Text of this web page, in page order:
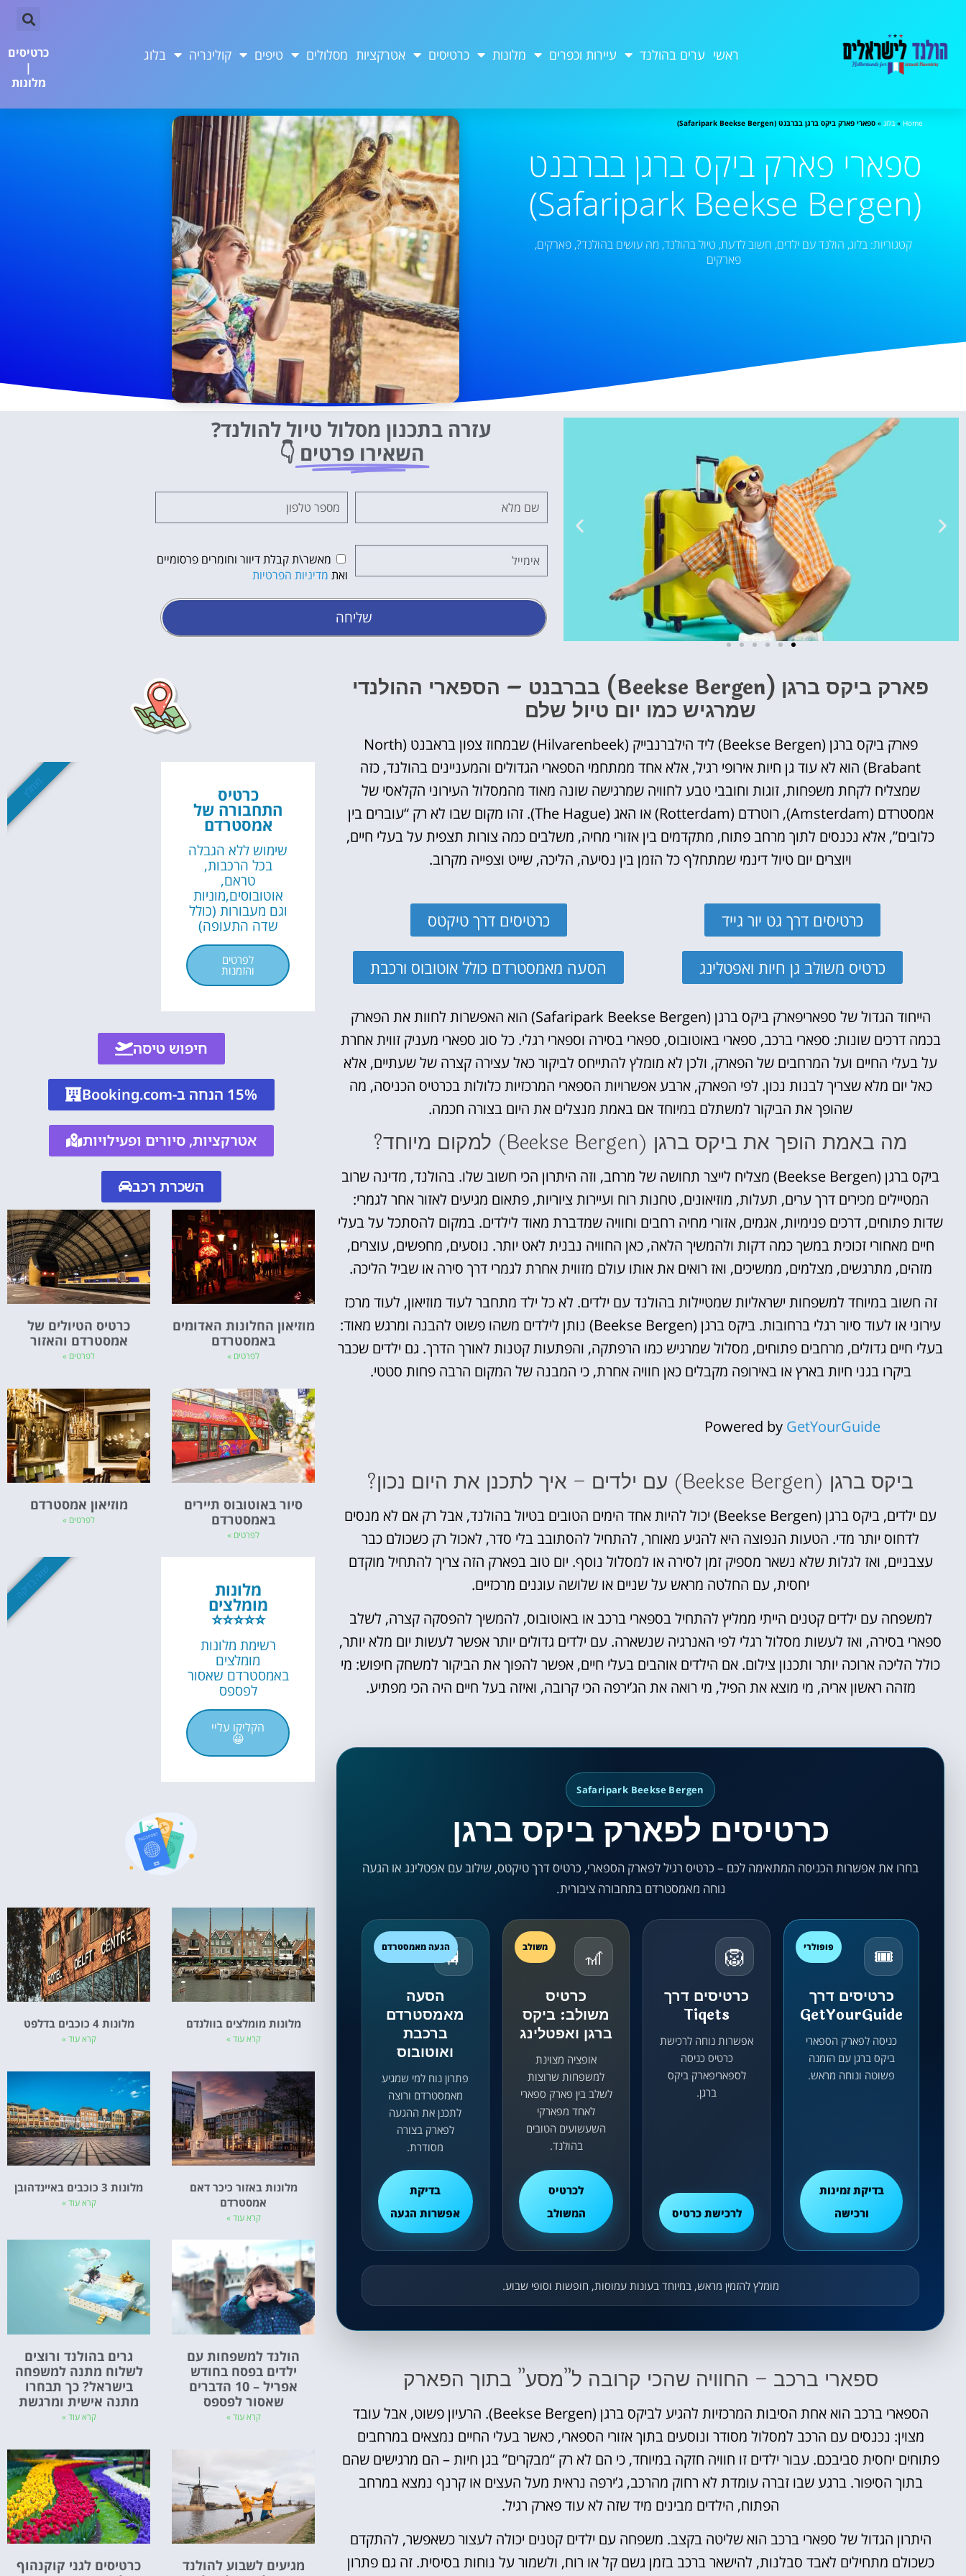
ראשי ערים בהולנד עיירות וכפרים מלונות כרטיסים אטרקציות מסלולים טיפים קולינריה בלוג
כרטיסים
|
מלונות
Home
» בלוג » ספארי פארק ביקס ברגן בברבנט (Safaripark Beekse Bergen)
ספארי פארק ביקס ברגן בברבנט
(Safaripark Beekse Bergen)
קטגוריות: בלוג, הולנד עם ילדים, חשוב לדעת, טיול בהולנד, מה עושים בהולנד?, פארקים,
פארקים
מלונות
לחצו
פה!
אטרקציות
הפעילויות השוות ביותר
לחצו פה! לחצו פה!
עזרה בתכנון מסלול טיול להולנד?
השאירו פרטים 👇
מאשר\ת קבלת דיוור וחומרים פרסומיים
ואת מדיניות הפרטיות
שליחה
פארק ביקס ברגן (Beekse Bergen) בברבנט – הספארי ההולנדי
שמרגיש כמו יום טיול שלם
פארק ביקס ברגן (Beekse Bergen) ליד הילברנבייק (Hilvarenbeek) שבמחוז צפון בראבנט (North
Brabant) הוא לא עוד גן חיות אירופי רגיל, אלא אחד ממתחמי הספארי הגדולים והמעניינים בהולנד, כזה
שמצליח לקחת משפחות, זוגות וחובבי טבע לחוויה שמרגישה שונה מאוד מהמסלול העירוני הקלאסי של
אמסטרדם (Amsterdam), רוטרדם (Rotterdam) או האג (The Hague). זהו מקום שבו לא רק “עוברים בין
כלובים”, אלא נכנסים לתוך מרחב פתוח, מתקדמים בין אזורי מחיה, משלבים כמה צורות תצפית על בעלי חיים,
ויוצרים יום טיול דינמי שמתחלף כל הזמן בין נסיעה, הליכה, שייט וצפייה מקרוב.
כרטיסים דרך גט יור גייד
כרטיס משולב גן חיות ואפטלינג
כרטיסים דרך טיקטס
הסעה מאמסטרדם כולל אוטובוס ורכבת
הייחוד הגדול של ספאריפארק ביקס ברגן (Safaripark Beekse Bergen) הוא האפשרות לחוות את הפארק
בכמה דרכים שונות: ספארי ברכב, ספארי באוטובוס, ספארי בסירה וספארי רגלי. כל סוג ספארי מעניק זווית אחרת
על בעלי החיים ועל המרחבים של הפארק, ולכן לא מומלץ להתייחס לביקור כאל עצירה קצרה של שעתיים, אלא
כאל יום מלא שצריך לבנות נכון. לפי הפארק, ארבע אפשרויות הספארי המרכזיות כלולות בכרטיס הכניסה, מה
שהופך את הביקור למשתלם במיוחד אם באמת מנצלים את היום בצורה חכמה.
מה באמת הופך את ביקס ברגן (Beekse Bergen) למקום מיוחד?
ביקס ברגן (Beekse Bergen) מצליח לייצר תחושה של מרחב, וזה היתרון הכי חשוב שלו. בהולנד, מדינה שרוב
המטיילים מכירים דרך ערים, תעלות, מוזיאונים, טחנות רוח ועיירות ציוריות, פתאום מגיעים לאזור אחר לגמרי:
שדות פתוחים, דרכים פנימיות, אגמים, אזורי מחיה רחבים וחוויה שמדברת מאוד לילדים. במקום להסתכל על בעלי
חיים מאחורי זכוכית במשך כמה דקות ולהמשיך הלאה, כאן החוויה נבנית לאט יותר. נוסעים, מחפשים, עוצרים,
מזהים, מתרגשים, מצלמים, ממשיכים, ואז רואים את אותו עולם מזווית אחרת לגמרי דרך סירה או שביל הליכה.
זה חשוב במיוחד למשפחות ישראליות שמטיילות בהולנד עם ילדים. לא כל ילד מתחבר לעוד מוזיאון, לעוד מרכז
עירוני או לעוד סיור רגלי ברחובות. ביקס ברגן (Beekse Bergen) נותן לילדים משהו פשוט להבנה ומרגש מאוד:
בעלי חיים גדולים, מרחבים פתוחים, מסלול שמרגיש כמו הרפתקה, והפתעות קטנות לאורך הדרך. גם ילדים שכבר
ביקרו בגני חיות בארץ או באירופה מקבלים כאן חוויה אחרת, כי המבנה של המקום הרבה פחות סטטי.
Powered by GetYourGuide
ביקס ברגן (Beekse Bergen) עם ילדים – איך לתכנן את היום נכון?
עם ילדים, ביקס ברגן (Beekse Bergen) יכול להיות אחד הימים הטובים בטיול בהולנד, אבל רק אם לא מנסים
לדחוס יותר מדי. הטעות הנפוצה היא להגיע מאוחר, להתחיל להסתובב בלי סדר, לאכול רק כשכולם כבר
עצבניים, ואז לגלות שלא נשאר מספיק זמן לסירה או למסלול נוסף. יום טוב בפארק הזה צריך להתחיל מוקדם
יחסית, עם החלטה מראש על שניים או שלושה עוגנים מרכזיים.
למשפחה עם ילדים קטנים הייתי ממליץ להתחיל בספארי ברכב או באוטובוס, להמשיך להפסקה קצרה, לשלב
ספארי בסירה, ואז לעשות מסלול רגלי לפי האנרגיה שנשארה. עם ילדים גדולים יותר אפשר לעשות יום מלא יותר,
כולל הליכה ארוכה יותר ותכנון צילום. אם הילדים אוהבים בעלי חיים, אפשר להפוך את הביקור למשחק חיפוש: מי
מזהה ראשון אריה, מי מוצא את הפיל, מי רואה את הג’ירפה הכי קרובה, ואיזה בעל חיים היה הכי מפתיע.
Safaripark Beekse Bergen
כרטיסים לפארק ביקס ברגן
בחרו את אפשרות הכניסה המתאימה לכם – כרטיס רגיל לפארק הספארי, כרטיס דרך טיקטס, שילוב עם אפטלינג או הגעה
נוחה מאמסטרדם בתחבורה ציבורית.
פופולרי 🎟️
כרטיסים דרך
GetYourGuide
כניסה לפארק הספארי
ביקס ברגן עם הזמנה
פשוטה ונוחה מראש.
בדיקת זמינות
ורכישה
🦁
כרטיסים דרך
Tiqets
אפשרות נוחה לרכישת
כרטיס כניסה
לספאריפארק ביקס
ברגן.
לרכישת כרטיס
משולב 🎢
כרטיס
משולב: ביקס
ברגן ואפטלינג
אופציה מצוינת
למשפחות שרוצות
לשלב בין פארק ספארי
לאחד מפארקי
השעשועים הטובים
בהולנד.
לכרטיס
המשולב
הגעה מאמסטרדם🚆
הסעה
מאמסטרדם
ברכבת
ואוטובוס
פתרון נוח למי שמגיע
מאמסטרדם ורוצה
לתכנן את ההגעה
לפארק בצורה
מסודרת.
בדיקת
אפשרות הגעה
מומלץ להזמין מראש, במיוחד בעונות עמוסות, חופשות וסופי שבוע.
ספארי ברכב – החוויה שהכי קרובה ל”מסע” בתוך הפארק
הספארי ברכב הוא אחת הסיבות המרכזיות להגיע לביקס ברגן (Beekse Bergen). הרעיון פשוט, אבל עובד
מצוין: נכנסים עם הרכב למסלול מסודר ונוסעים בתוך אזורי הספארי, כאשר בעלי החיים נמצאים במרחבים
פתוחים יחסית סביבכם. עבור ילדים זו חוויה חזקה במיוחד, כי הם לא רק “מבקרים” בגן חיות – הם מרגישים שהם
בתוך הסיפור. ברגע שבו זברה עומדת לא רחוק מהרכב, ג’ירפה נראית מעל העצים או קרנף נמצא במרחב
הפתוח, הילדים מבינים מיד שזה לא עוד פארק רגיל.
היתרון הגדול של ספארי ברכב הוא שליטה בקצב. משפחה עם ילדים קטנים יכולה לעצור כשאפשר, להתקדם
כשכולם מתחילים לאבד סבלנות, להישאר ברכב בזמן גשם קל או רוח, ולשמור על נוחות בסיסית. זה גם פתרון
כרטיס
התחבורה של
אמסטרדם
שימוש ללא הגבלה
בכל הרכבות,
טראם,
אוטובוסים,מוניות
וגם מעבורות (כולל
שדה התעופה)
לפרטים
והזמנות
מומלץ
חיפוש טיסה
15% הנחה ב-Booking.com
אטרקציות, סיורים ופעילויות
השכרת רכב
מוזיאון החלונות האדומים
באמסטרדם
לפרטים »
כרטיס הטיולים של
אמסטרדם והאזור
לפרטים »
סיור באוטובוס תיירים
באמסטרדם
לפרטים »
מוזיאון אמסטרדם
לפרטים »
מלונות
מומלצים
⭐⭐⭐⭐⭐
רשימת מלונות
מומלצים
באמסטרדם שאסור
לפספס
הקליקו עליי
😀
שווה בדיקה
מלונות מומלצים בוולנדם
קרא עוד »
מלונות 4 כוכבים בדלפט
קרא עוד »
מלונות באזור כיכר דאם
אמסטרדם
קרא עוד »
מלונות 3 כוכבים באיינדהובן
קרא עוד »
הולנד למשפחות עם
ילדים בפסח בחודש
אפריל – 10 הדברים
שאסור לפספס
קרא עוד »
גרים בהולנד ורוצים
לשלוח מתנה למשפחה
בישראל? כך תבחרו
מתנה אישית ומרגשת
קרא עוד »
מגיעים לשבוע להולנד
כרטיסים לגני קוקנהוף